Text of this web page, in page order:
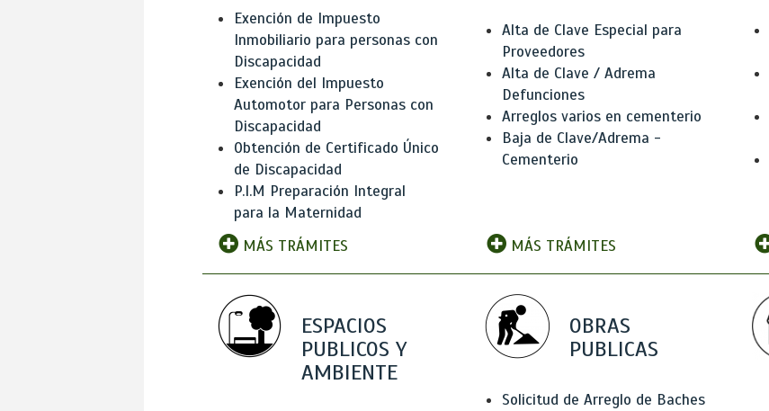
Exención de Impuesto
Inmobiliario para personas con
Discapacidad
Exención del Impuesto
Automotor para Personas con
Discapacidad
Obtención de Certificado Único
de Discapacidad
P.I.M Preparación Integral
para la Maternidad
MÁS TRÁMITES
Alta de Clave Especial para
Proveedores
Alta de Clave / Adrema
Defunciones
Arreglos varios en cementerio
Baja de Clave/Adrema -
Cementerio
MÁS TRÁMITES
ESPACIOS
PUBLICOS Y
AMBIENTE
OBRAS
PUBLICAS
Solicitud de Arreglo de Baches